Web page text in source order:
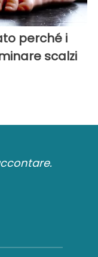
perché i
scalzi